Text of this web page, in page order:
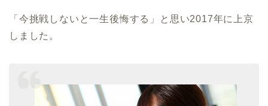
「今挑戦しないと一生後悔する」と思い2017年に上京
しました。